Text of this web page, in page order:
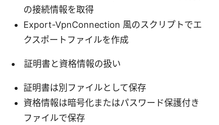
の接続情報を取得
Export-VpnConnection 風のスクリプトでエ
クスポートファイルを作成
証明書と資格情報の扱い
証明書は別ファイルとして保存
資格情報は暗号化またはパスワード保護付き
ファイルで保存